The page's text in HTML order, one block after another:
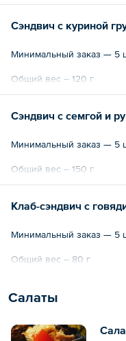
Сэндвич с куриной
Минимальный заказ — 5
Общий вес – 120 г
Сэндвич с семгой и
Минимальный заказ — 5
Общий вес – 150 г
Клаб-сэндвич с
Минимальный заказ — 5
Общий вес – 80 г
Салаты